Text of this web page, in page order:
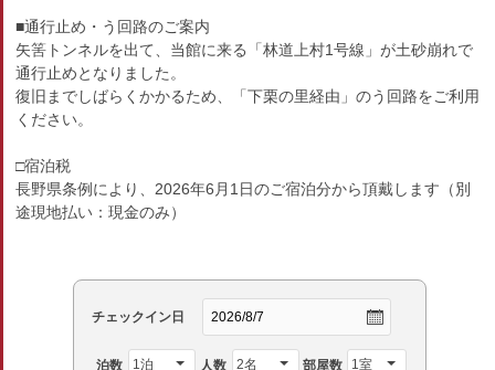
■通行止め・う回路のご案内
矢筈トンネルを出て、当館に来る「林道上村1号線」が土砂崩れで
通行止めとなりました。
復旧までしばらくかかるため、「下栗の里経由」のう回路をご利用
ください。
□宿泊税
長野県条例により、2026年6月1日のご宿泊分から頂戴します（別
途現地払い：現金のみ）
チェックイン日
泊数 人数 部屋数